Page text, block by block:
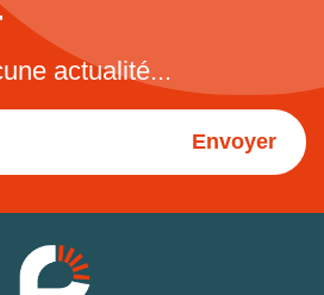
actualité...
Envoyer